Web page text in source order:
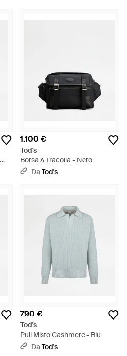
1.100 €
Tod's
Borsa A Tracolla - Nero
DaTod's
790 €
Tod's
Pull Misto Cashmere - Blu
DaTod's